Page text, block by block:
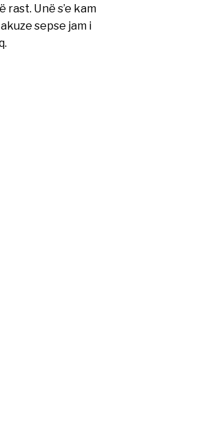
rast. Unë s’e kam
sepse jam i